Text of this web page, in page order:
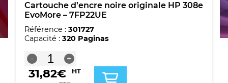
Cartouche d’encre noire originale HP 308e
EvoMore – 7FP22UE
Référence : 301727
Capacité : 320 Paginas
-
quantité
de
Cartouche
+
31,82€ HT